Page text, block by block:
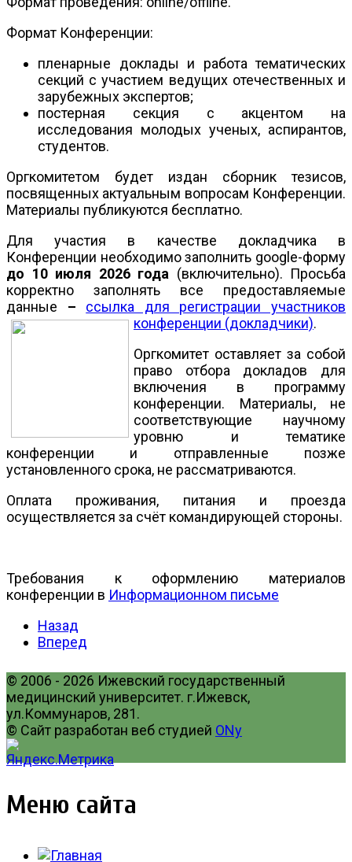
Формат Конференции:
пленарные доклады и работа тематических
секций с участием ведущих отечественных и
зарубежных экспертов;
постерная секция с акцентом на
исследования молодых ученых, аспирантов,
студентов.
Оргкомитетом будет издан сборник тезисов,
посвященных актуальным вопросам Конференции.
Материалы публикуются бесплатно.
Для участия в качестве докладчика в
Конференции необходимо заполнить google-форму
до 10 июля 2026 года (включительно). Просьба
корректно заполнять все предоставляемые
данные – ссылка для регистрации участников
конференции (докладчики).
Оргкомитет оставляет за собой
право отбора докладов для
включения в программу
конференции. Материалы, не
соответствующие научному
уровню и тематике
конференции и отправленные позже
установленного срока, не рассматриваются.
Оплата проживания, питания и проезда
осуществляется за счёт командирующей стороны.
Требования к оформлению материалов
конференции в Информационном письме
Назад
Вперед
© 2006 - 2026 Ижевский государственный
медицинский университет. г.Ижевск,
ул.Коммунаров, 281.
© Сайт разработан веб студией ONy
Меню сайта